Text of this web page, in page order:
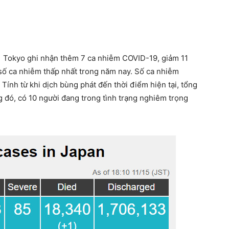
ghi nhận thêm 7 ca nhiễm COVID-19, giảm 11
ca nhiễm thấp nhất trong năm nay. Số ca nhiễm
từ khi dịch bùng phát đến thời điểm hiện tại, tổng
đó, có 10 người đang trong tình trạng nghiêm trọng